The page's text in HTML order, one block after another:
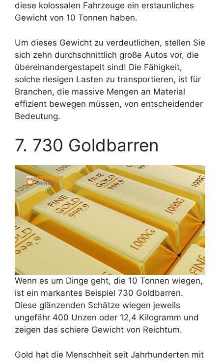
diese kolossalen Fahrzeuge ein erstaunliches
Gewicht von 10 Tonnen haben.
Um dieses Gewicht zu verdeutlichen, stellen Sie
sich zehn durchschnittlich große Autos vor, die
übereinandergestapelt sind! Die Fähigkeit,
solche riesigen Lasten zu transportieren, ist für
Branchen, die massive Mengen an Material
effizient bewegen müssen, von entscheidender
Bedeutung.
7. 730 Goldbarren
Wenn es um Dinge geht, die 10 Tonnen wiegen,
ist ein markantes Beispiel 730 Goldbarren.
Diese glänzenden Schätze wiegen jeweils
ungefähr 400 Unzen oder 12,4 Kilogramm und
zeigen das schiere Gewicht von Reichtum.
Gold hat die Menschheit seit Jahrhunderten mit